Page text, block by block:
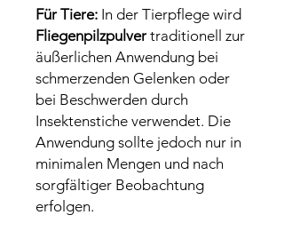
Für Tiere: In der Tierpflege wird
Fliegenpilzpulver traditionell zur
äußerlichen Anwendung bei
schmerzenden Gelenken oder
bei Beschwerden durch
Insektenstiche verwendet. Die
Anwendung sollte jedoch nur in
minimalen Mengen und nach
sorgfältiger Beobachtung
erfolgen.